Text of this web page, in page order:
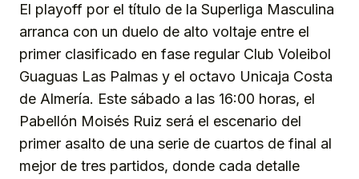
El playoff por el título de la Superliga Masculina
arranca con un duelo de alto voltaje entre el
primer clasificado en fase regular Club Voleibol
Guaguas Las Palmas y el octavo Unicaja Costa
de Almería. Este sábado a las 16:00 horas, el
Pabellón Moisés Ruiz será el escenario del
primer asalto de una serie de cuartos de final al
mejor de tres partidos, donde cada detalle